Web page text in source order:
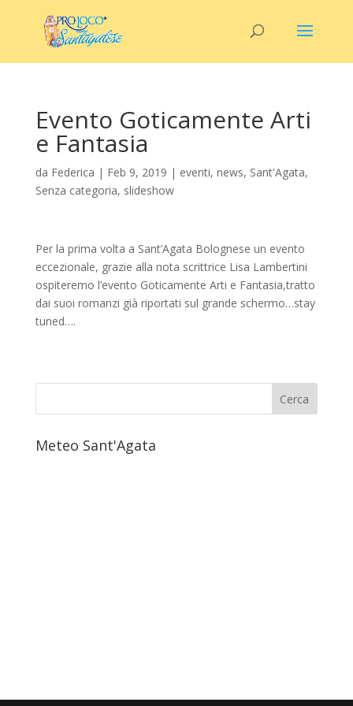
Evento Goticamente Arti
e Fantasia
da Federica | Feb 9, 2019 | eventi, news, Sant'Agata,
Senza categoria, slideshow
Per la prima volta a Sant’Agata Bolognese un evento
eccezionale, grazie alla nota scrittrice Lisa Lambertini
ospiteremo l’evento Goticamente Arti e Fantasia,tratto
dai suoi romanzi già riportati sul grande schermo…stay
tuned….
Meteo Sant'Agata